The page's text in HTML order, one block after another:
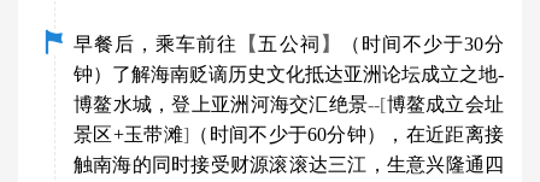
早餐后，乘车前往 【 五公祠 】
（时间不少于30分
钟）了解海南贬谪历史文化抵达亚洲论坛成立之地-
博鳌水城，登上亚洲河海交汇绝景--[博鳌成立会址
景区+玉带滩] （时间不少于60分钟），在近距离接
触南海的同时接受财源滚滚达三江，生意兴隆通四